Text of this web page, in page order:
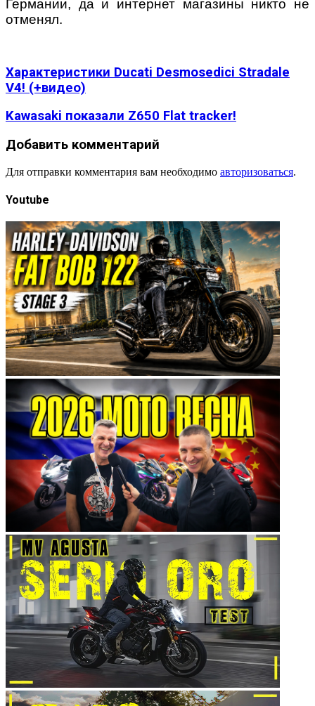
Германии, да и интернет магазины никто не
отменял.
Характеристики Ducati Desmosedici Stradale
V4! (+видео)
Kawasaki показали Z650 Flat tracker!
Добавить комментарий
Для отправки комментария вам необходимо авторизоваться.
Youtube